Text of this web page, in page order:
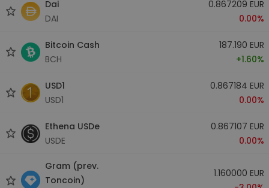
Dai
DAI
0.867209 EUR
0.00%
Bitcoin Cash
BCH
187.190 EUR
+1.60%
USD1
USD1
0.867184 EUR
0.00%
Ethena USDe
USDE
0.867107 EUR
0.00%
Gram (prev.
Toncoin)
1.160000 EUR